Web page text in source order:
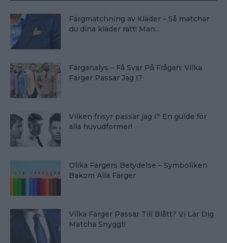
Färgmatchning av Kläder – Så matchar
du dina kläder rätt! Man...
Färganalys – Få Svar På Frågan: Vilka
Färger Passar Jag I?
Vilken frisyr passar jag i? En guide för
alla huvudformer!
Olika Färgers Betydelse – Symboliken
Bakom Alla Färger
Vilka Färger Passar Till Blått? Vi Lär Dig
Matcha Snyggt!